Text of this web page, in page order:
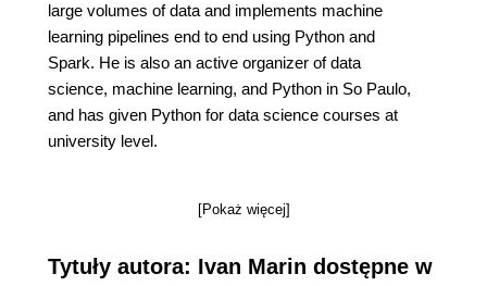
large volumes of data and implements machine
learning pipelines end to end using Python and
Spark. He is also an active organizer of data
science, machine learning, and Python in So Paulo,
and has given Python for data science courses at
university level.
[Pokaż więcej]
Tytuły autora: Ivan Marin dostępne w